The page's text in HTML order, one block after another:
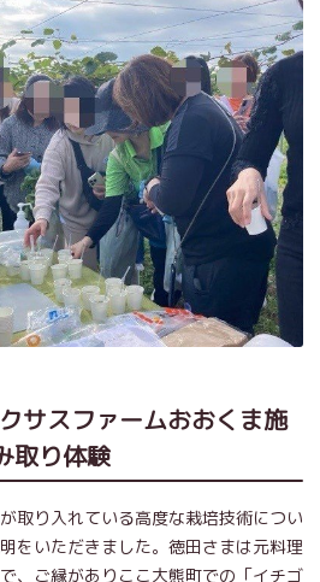
スファームおおくま施
取り体験
取り入れている高度な栽培技術につい
をいただきました。徳田さまは元料理
、ご縁がありここ大熊町での「イチゴ